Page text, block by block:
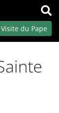
OK
Visite du Pape